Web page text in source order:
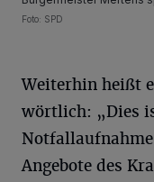
Foto: SPD
Weiterhin heißt
wörtlich: „Dies
Angebote des